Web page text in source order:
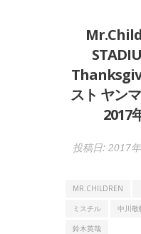
スト ヤン
2017
投稿日: 2017
MR.CHILDREN
ミスチル
中川敬
鈴木英哉